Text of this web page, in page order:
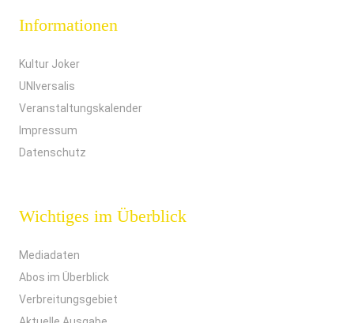
Informationen
Kultur Joker
UNIversalis
Veranstaltungskalender
Impressum
Datenschutz
Wichtiges im Überblick
Mediadaten
Abos im Überblick
Verbreitungsgebiet